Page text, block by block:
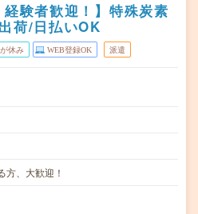
経験者歓迎！】特殊炭素
荷/日払いOK
休み WEB登録OK 派遣
方、大歓迎！